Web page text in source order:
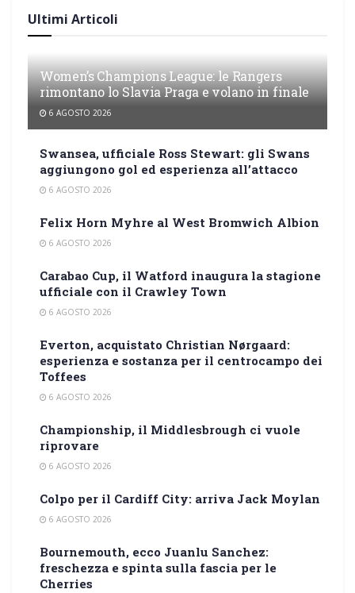
Ultimi Articoli
Women’s Champions League: le Rangers
rimontano lo Slavia Praga e volano in finale
6 AGOSTO 2026
Swansea, ufficiale Ross Stewart: gli Swans
aggiungono gol ed esperienza all’attacco
6 AGOSTO 2026
Felix Horn Myhre al West Bromwich Albion
6 AGOSTO 2026
Carabao Cup, il Watford inaugura la stagione
ufficiale con il Crawley Town
6 AGOSTO 2026
Everton, acquistato Christian Nørgaard:
esperienza e sostanza per il centrocampo dei
Toffees
6 AGOSTO 2026
Championship, il Middlesbrough ci vuole
riprovare
6 AGOSTO 2026
Colpo per il Cardiff City: arriva Jack Moylan
6 AGOSTO 2026
Bournemouth, ecco Juanlu Sanchez:
freschezza e spinta sulla fascia per le
Cherries